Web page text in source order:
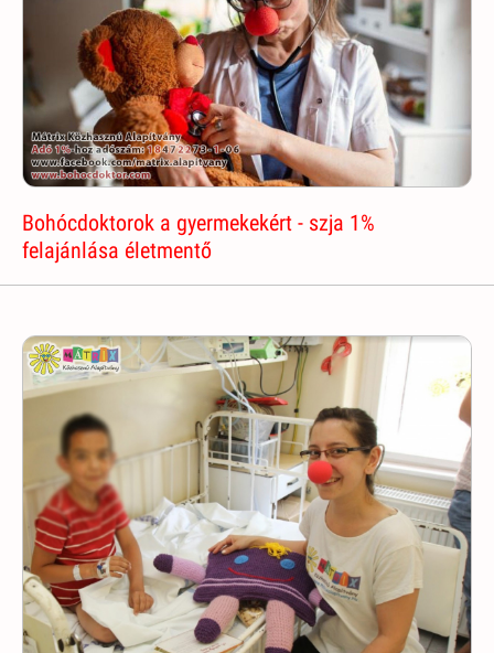
Bohócdoktorok a gyermekekért - szja 1%
felajánlása életmentő